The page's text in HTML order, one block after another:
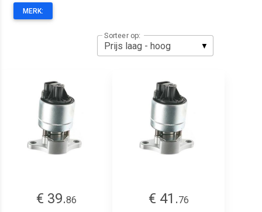
MERK:
Sorteer op:
€ 39.86
€ 41.76